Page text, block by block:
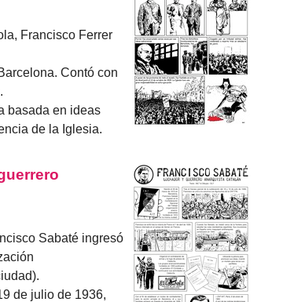
Francisco Ferrer
Contó con
basada en ideas
de la Iglesia.
Sabaté ingresó
de julio de 1936,